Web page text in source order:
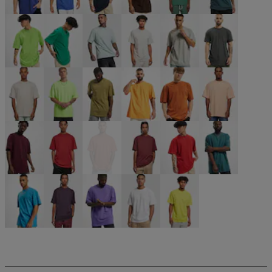
blau blau blau braun grün grün
grün grün grün grau grau grau
grau neongrün orange orange orange
rot rot rot rot rot